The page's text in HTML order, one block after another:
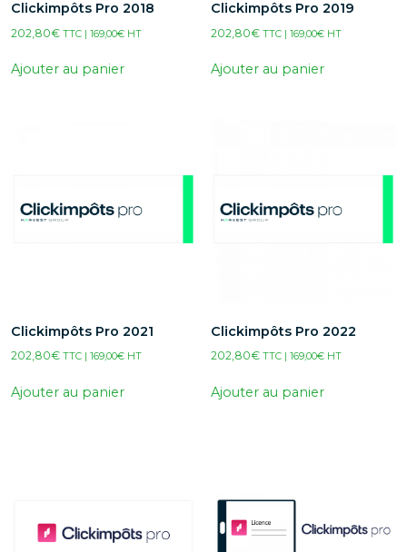
Clickimpôts Pro 2018
202,80€ TTC | 169,00€ HT
Ajouter au panier
Clickimpôts Pro 2019
202,80€ TTC |169,00€ HT
Ajouter au panier
Clickimpôts Pro 2021
202,80€ TTC | 169,00€ HT
Ajouter au panier
Clickimpôts Pro 2022
202,80€ TTC |169,00€ HT
Ajouter au panier